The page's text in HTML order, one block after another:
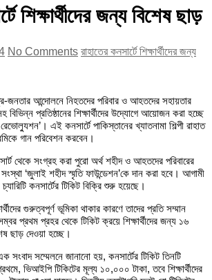
শিক্ষার্থীদের জন্য বিশেষ ছাড়
No Comments রাহাতের কনসার্টে শিক্ষার্থীদের জন্য
জনতার আন্দোলনে নিহতদের পরিবার ও আহতদের সহায়তার
বিভিন্ন প্রতিষ্ঠানের শিক্ষার্থীদের উদ্যোগে আয়োজন করা হচ্ছে
এই কনসার্টে পাকিস্তানের খ্যাতনামা শিল্পী রাহাত
গান পরিবেশন করবেন।
থেকে সংগ্রহ করা পুরো অর্থ শহীদ ও আহতদের পরিবারের
‘জুলাই শহীদ স্মৃতি ফাউন্ডেশন’কে দান করা হবে। আগামী
কনসার্টের টিকিট বিক্রি শুরু হয়েছে।
গুরুত্বপূর্ণ ভূমিকা থাকার কারণে তাদের প্রতি সম্মান
প্রথম প্রহর থেকে টিকিট ক্রয়ে শিক্ষার্থীদের জন্য ১৬
ছাড় দেওয়া হচ্ছে।
সম্মেলনে জানানো হয়, কনসার্টের টিকিট তিনটি
ভিআইপি টিকিটের মূল্য ১০,০০০ টাকা, তবে শিক্ষার্থীদের